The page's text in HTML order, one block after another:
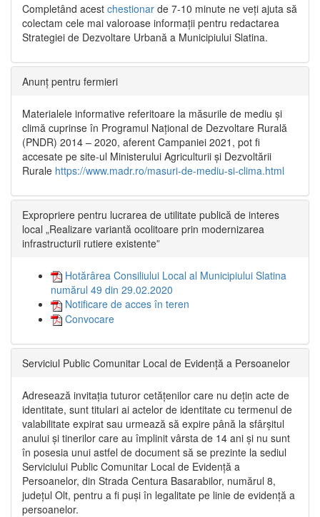
Completând acest chestionar de 7-10 minute ne veți ajuta să
colectam cele mai valoroase informații pentru redactarea
Strategiei de Dezvoltare Urbană a Municipiului Slatina.
Anunț pentru fermieri
Materialele informative referitoare la măsurile de mediu și
climă cuprinse în Programul Național de Dezvoltare Rurală
(PNDR) 2014 – 2020, aferent Campaniei 2021, pot fi
accesate pe site-ul Ministerului Agriculturii și Dezvoltării
Rurale https://www.madr.ro/masuri-de-mediu-si-clima.html
Expropriere pentru lucrarea de utilitate publică de interes
local „Realizare variantă ocolitoare prin modernizarea
infrastructurii rutiere existente”
Hotărârea Consiliului Local al Municipiului Slatina
numărul 49 din 29.02.2020
Notificare de acces în teren
Convocare
Serviciul Public Comunitar Local de Evidență a Persoanelor
Adresează invitația tuturor cetățenilor care nu dețin acte de
identitate, sunt titulari ai actelor de identitate cu termenul de
valabilitate expirat sau urmează să expire până la sfârșitul
anului și tinerilor care au împlinit vârsta de 14 ani și nu sunt
în posesia unui astfel de document să se prezinte la sediul
Serviciului Public Comunitar Local de Evidență a
Persoanelor, din Strada Centura Basarabilor, numărul 8,
județul Olt, pentru a fi puși în legalitate pe linie de evidență a
persoanelor.